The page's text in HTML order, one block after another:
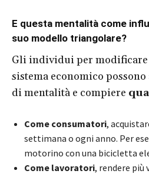
E questa mentalità come
suo modello triangolare?
Gli individui per
sistema economico
di mentalità e compiere
Come consumatori,
settimana o ogni anno. Per
motorino con una bicicletta
Come lavoratori, rendere più